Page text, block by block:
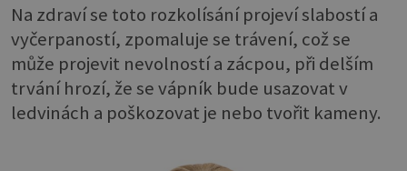
Na zdraví se toto rozkolísání projeví slabostí a
vyčerpaností, zpomaluje se trávení, což se
může projevit nevolností a zácpou, při delším
trvání hrozí, že se vápník bude usazovat v
ledvinách a poškozovat je nebo tvořit kameny.